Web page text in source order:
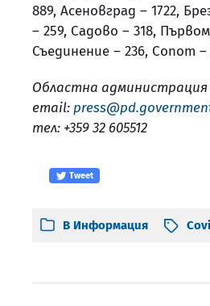
889, Асеновград – 1722,
– 259, Садово – 318,
Съединение – 236, Сопот –
Областна администрация
email:
тел: +359 32 605512
Tweet
В Информация